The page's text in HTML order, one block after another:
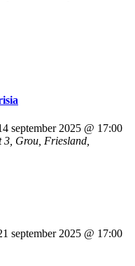
september 2025 @ 17:00
3, Grou, Friesland,
september 2025 @ 17:00